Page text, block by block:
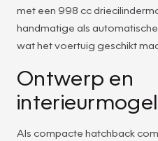
met een 998 cc
handmatige als
wat het voertuig geschikt
Ontwerp en
Als compacte hatchback